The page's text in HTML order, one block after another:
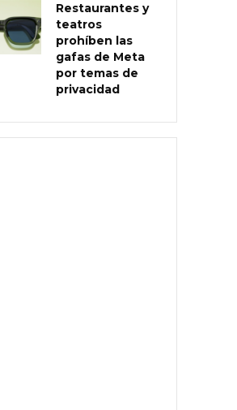
Restaurantes y
teatros
prohíben las
gafas de Meta
por temas de
privacidad